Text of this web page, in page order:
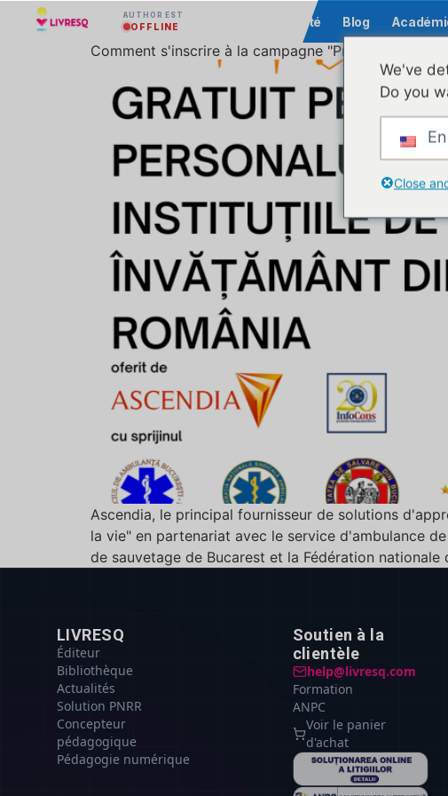
AUTHOR EST
OFFLINE Communauté Blog
Comment s'inscrire à la campagne "Première aide,
Ascendia, le principal fournisseur de solutions
la vie" en partenariat avec le service d'ambulance
de sauvetage de Bucarest et la Fédération nationale
LIVRESQ
Éditeur
Bibliothèque
Actualités
Solution PNRR
Concepteur
pédagogique
Pédagogie numérique
Soutien à la
clientèle
help@livresq.com
Formation
ANPC
Voir le panier
d'achat
We've
Do you
Close